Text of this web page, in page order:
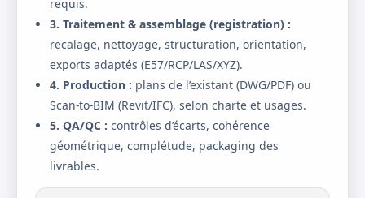
requis.
3. Traitement & assemblage (registration) :
recalage, nettoyage, structuration, orientation,
exports adaptés (E57/RCP/LAS/XYZ).
4. Production : plans de l’existant (DWG/PDF) ou
Scan-to-BIM (Revit/IFC), selon charte et usages.
5. QA/QC : contrôles d’écarts, cohérence
géométrique, complétude, packaging des
livrables.